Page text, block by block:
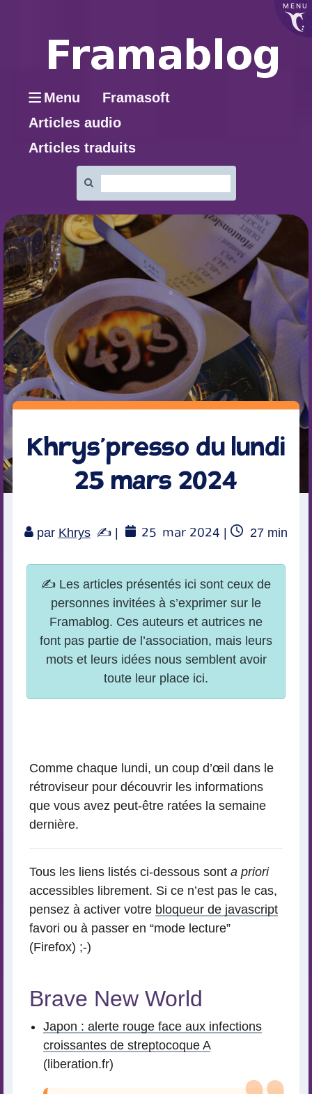
MENU
Menu
Framasoft
Articles audio
Articles traduits
:
Khrys’presso du lundi
25 mars 2024
par Khrys | 25 mar 2024 |
Temps
lecture
27 min
Comme chaque lundi, un coup d’œil dans le
rétroviseur pour découvrir les informations
que vous avez peut-être ratées la semaine
dernière.
Tous les liens listés ci-dessous sont a priori
accessibles librement. Si ce n’est pas le cas,
pensez à activer votre bloqueur de javascript
favori ou à passer en “mode lecture”
(Firefox) ;-)
Brave New World
Japon : alerte rouge face aux infections
croissantes de streptocoque A
(liberation.fr)